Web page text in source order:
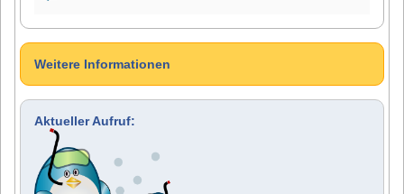
Weitere Informationen
Aktueller Aufruf: